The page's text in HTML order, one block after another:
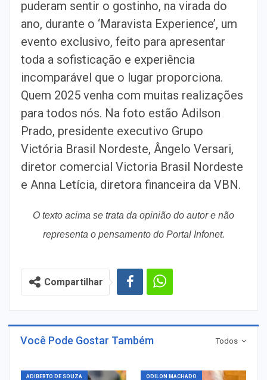
puderam sentir o gostinho, na virada do
ano, durante o ‘Maravista Experience’, um
evento exclusivo, feito para apresentar
toda a sofisticação e experiência
incomparável que o lugar proporciona.
Quem 2025 venha com muitas realizações
para todos nós. Na foto estão Adilson
Prado, presidente executivo Grupo
Victória Brasil Nordeste, Ângelo Versari,
diretor comercial Victoria Brasil Nordeste
e Anna Letícia, diretora financeira da VBN.
O texto acima se trata da opinião do autor e não
representa o pensamento do Portal Infonet.
Compartilhar
Todos
Você Pode Gostar Também
ADIBERTO DE SOUZA ODILON MACHADO